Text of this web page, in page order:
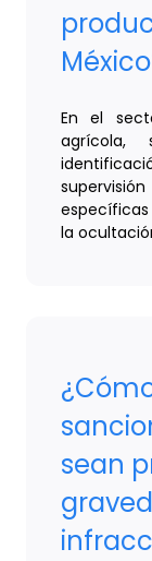
En el
agrícola,
la
sean